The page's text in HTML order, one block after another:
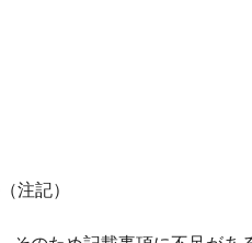
注記）